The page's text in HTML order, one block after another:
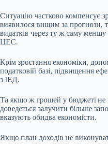
Ситуацію частково компенсує
виявилося вищим за прогнози,
видатків через ту ж саму меншу
ЦЕС.
Крім зростання економіки,
податковій базі, підвищення
з ІЕД.
Та якщо ж грошей у бюджеті не
доведеться залучити більше
вказують обидва економісти.
Якщо план доходів не